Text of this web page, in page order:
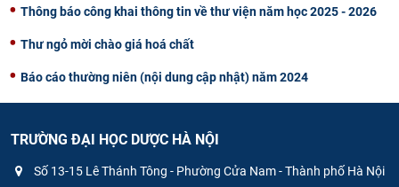
Thông báo công khai thông tin về thư viện năm học 2025 - 2026
Thư ngỏ mời chào giá hoá chất
Báo cáo thường niên (nội dung cập nhật) năm 2024
TRƯỜNG ĐẠI HỌC DƯỢC HÀ NỘI
Số 13-15 Lê Thánh Tông - Phường Cửa Nam - Thành phố Hà Nội